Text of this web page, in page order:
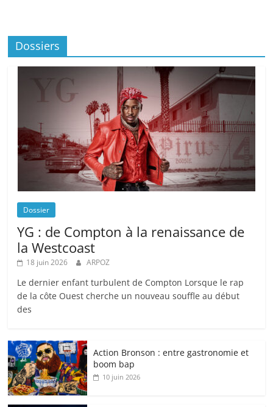
Dossiers
Dossier
YG : de Compton à la renaissance de
la Westcoast
18 juin 2026 ARPOZ
Le dernier enfant turbulent de Compton Lorsque le rap
de la côte Ouest cherche un nouveau souffle au début
des
Action Bronson : entre gastronomie et
boom bap
10 juin 2026